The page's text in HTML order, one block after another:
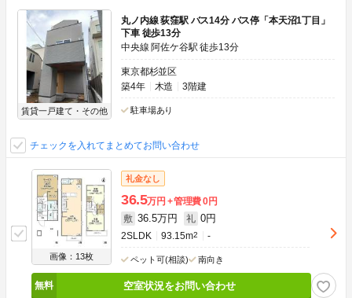
賃貸一戸建て・その他
丸ノ内線 荻窪駅 バス14分 バス停「本天沼1丁目」
下車 徒歩13分
中央線 阿佐ケ谷駅 徒歩13分
東京都杉並区
築4年
木造 3階建
駐車場あり
チェックを入れてまとめてお問い合わせ
画像：13枚
礼金なし
36.5万円 管理費0円
敷 36.5万円 礼 0円
2SLDK 93.15m2 -
ペット可(相談) 南向き
空室状況をお問い合わせ